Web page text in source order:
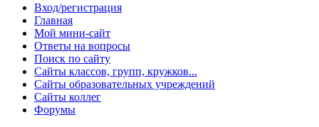
Вход/регистрация
Главная
Мой мини-сайт
Ответы на вопросы
Поиск по сайту
Сайты классов, групп, кружков...
Сайты образовательных учреждений
Сайты коллег
Форумы